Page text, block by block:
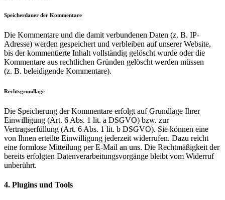
Speicherdauer der Kommentare
Die Kommentare und die damit verbundenen Daten (z. B. IP-
Adresse) werden gespeichert und verbleiben auf unserer Website,
bis der kommentierte Inhalt vollständig gelöscht wurde oder die
Kommentare aus rechtlichen Gründen gelöscht werden müssen
(z. B. beleidigende Kommentare).
Rechtsgrundlage
Die Speicherung der Kommentare erfolgt auf Grundlage Ihrer
Einwilligung (Art. 6 Abs. 1 lit. a DSGVO) bzw. zur
Vertragserfüllung (Art. 6 Abs. 1 lit. b DSGVO). Sie können eine
von Ihnen erteilte Einwilligung jederzeit widerrufen. Dazu reicht
eine formlose Mitteilung per E-Mail an uns. Die Rechtmäßigkeit der
bereits erfolgten Datenverarbeitungsvorgänge bleibt vom Widerruf
unberührt.
4. Plugins und Tools